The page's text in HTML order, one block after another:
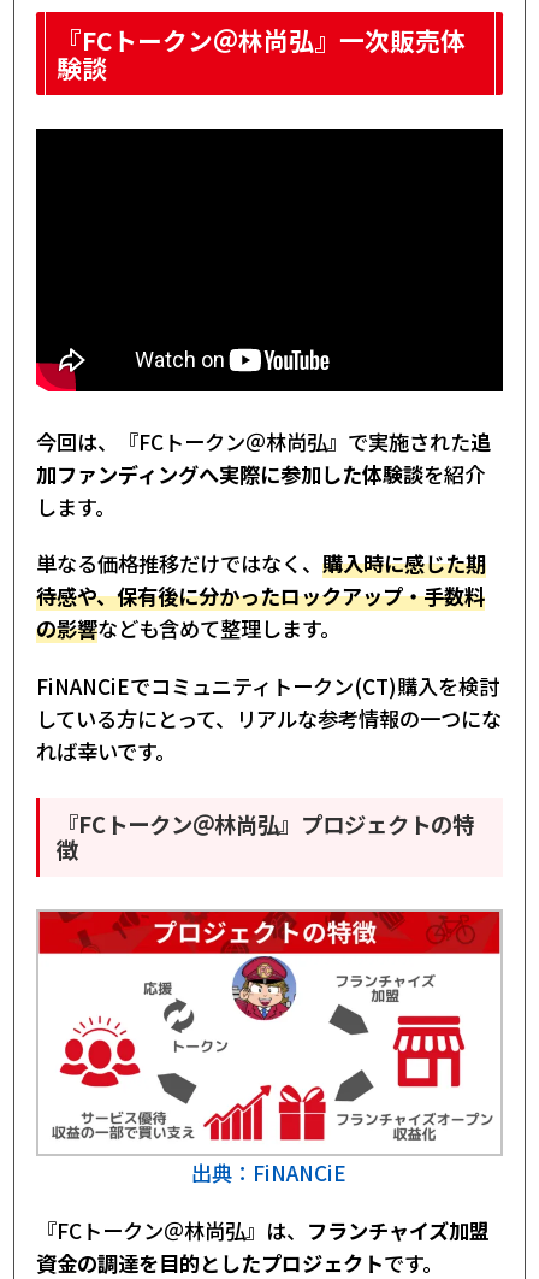
『FCトークン＠林尚弘』一次販売体
験談
今回は、『FCトークン＠林尚弘』で実施された追
加ファンディングへ実際に参加した体験談を紹介
します。
単なる価格推移だけではなく、 購入時に感じた期
待感や、保有後に分かったロックアップ・手数料
の影響なども含めて整理します。
FiNANCiEでコミュニティトークン(CT)購入を検討
している方にとって、リアルな参考情報の一つにな
れば幸いです。
『FCトークン＠林尚弘』プロジェクトの特
徴
出典：FiNANCiE
『FCトークン＠林尚弘』は、 フランチャイズ加盟
資金の調達を目的としたプロジェクトです。